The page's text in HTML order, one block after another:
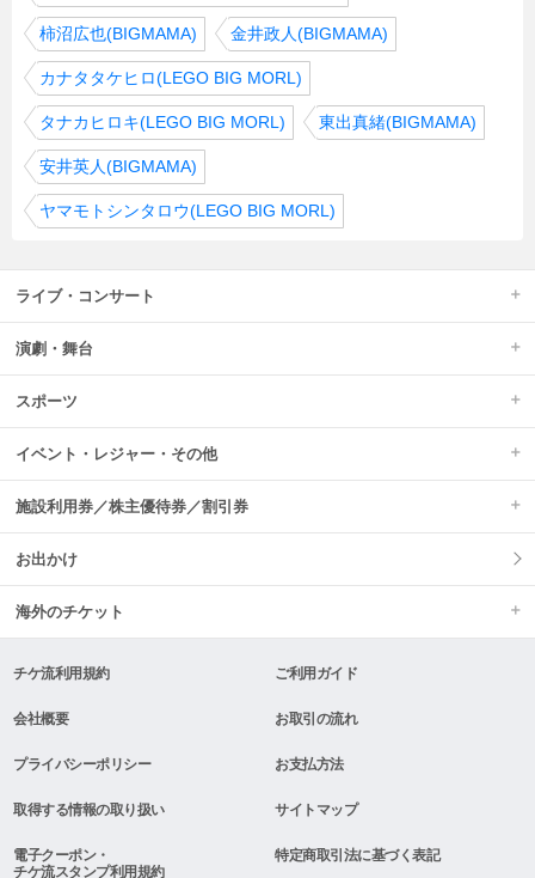
柿沼広也(BIGMAMA) 金井政人(BIGMAMA)
カナタタケヒロ(LEGO BIG MORL)
タナカヒロキ(LEGO BIG MORL) 東出真緒(BIGMAMA)
安井英人(BIGMAMA)
ヤマモトシンタロウ(LEGO BIG MORL)
ライブ・コンサート
演劇・舞台
スポーツ
イベント・レジャー・その他
施設利用券／株主優待券／割引券
お出かけ
海外のチケット
チケ流利用規約 ご利用ガイド
会社概要 お取引の流れ
プライバシーポリシー お支払方法
取得する情報の取り扱い サイトマップ
電子クーポン・
チケ流スタンプ利用規約
特定商取引法に基づく表記